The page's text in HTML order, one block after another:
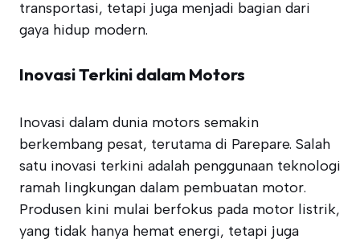
transportasi, tetapi juga menjadi bagian dari
gaya hidup modern.
Inovasi Terkini dalam Motors
Inovasi dalam dunia motors semakin
berkembang pesat, terutama di Parepare. Salah
satu inovasi terkini adalah penggunaan teknologi
ramah lingkungan dalam pembuatan motor.
Produsen kini mulai berfokus pada motor listrik,
yang tidak hanya hemat energi, tetapi juga